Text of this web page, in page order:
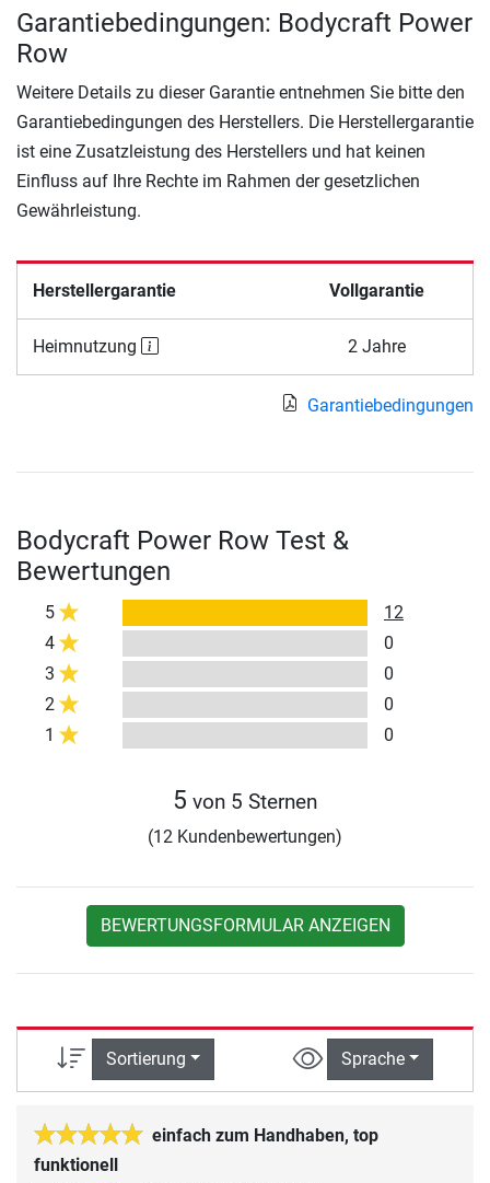
Garantiebedingungen: Bodycraft Power
Row
Weitere Details zu dieser Garantie entnehmen Sie bitte den
Garantiebedingungen des Herstellers. Die Herstellergarantie
ist eine Zusatzleistung des Herstellers und hat keinen
Einfluss auf Ihre Rechte im Rahmen der gesetzlichen
Gewährleistung.
Herstellergarantie Vollgarantie
Heimnutzung 2 Jahre
Garantiebedingungen
Bodycraft Power Row Test &
Bewertungen
5
12
4
0
3
0
2
0
1
0
5 von 5 Sternen
(12 Kundenbewertungen)
BEWERTUNGSFORMULAR ANZEIGEN
Sortierung Sprache
einfach zum Handhaben, top
funktionell